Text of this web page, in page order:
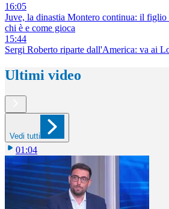
16:05
Juve, la dinastia Montero continua: il
chi è e come gioca
15:44
Sergi Roberto riparte dall'America: va ai
Ultimi video
Vedi tutti
01:04